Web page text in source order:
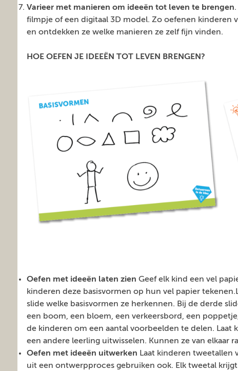
Varieer met manieren om ideeën tot leven te brengen
filmpje of een digitaal 3D model. Zo oefenen kinderen
en ontdekken ze welke manieren ze zelf fijn vinden.
HOE OEFEN JE IDEEËN TOT LEVEN BRENGEN?
Oefen met ideeën laten zien Geef elk kind een vel
kinderen deze basisvormen op hun vel papier
slide welke basisvormen ze herkennen. Bij de derde
een boom, een bloem, een verkeersbord, een
de kinderen om een aantal voorbeelden te delen.
een andere leerling uitwisselen. Kunnen ze van elkaar
Oefen met ideeën uitwerken Laat kinderen tweetallen
uit een ontwerpproces gebruiken ook. Elk tweetal